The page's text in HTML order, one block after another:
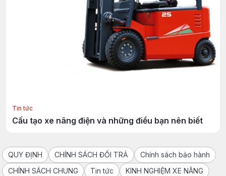
Tin tức
Cấu tạo xe nâng điện và những điều bạn nên biết
QUY ĐỊNH CHÍNH SÁCH ĐỔI TRẢ
Chính sách bảo hành
CHÍNH SÁCH CHUNG
Tin tức KINH NGHIỆM XE NÂNG